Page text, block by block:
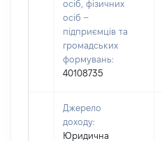
осіб, фізичних
осіб –
підприємців та
громадських
формувань:
40108735
Джерело
доходу:
Юридична